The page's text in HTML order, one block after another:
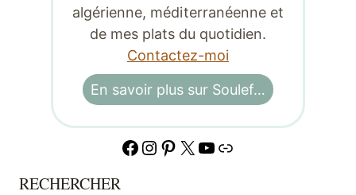
algérienne, méditerranéenne et
de mes plats du quotidien.
Contactez-moi
En savoir plus sur Soulef…
Facebook
Instagram
Pinterest
X YouTube
Lien
RECHERCHER